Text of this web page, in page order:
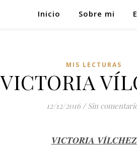
Inicio Sobre mi
MIS LECTURAS
VICTORIA
12/12/2016 / Sin
VICTORIA VÍLCHEZ